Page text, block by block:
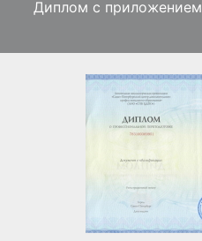
Диплом с приложением